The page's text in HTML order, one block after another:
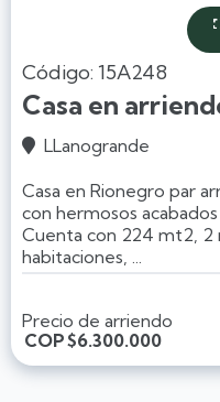
Código: 15A248
Casa en
 LLanogrande
Casa en Rionegro par
con hermosos
Cuenta con 224 mt2, 2
habitaciones, ...
Precio de arriendo
COP$6.300.000